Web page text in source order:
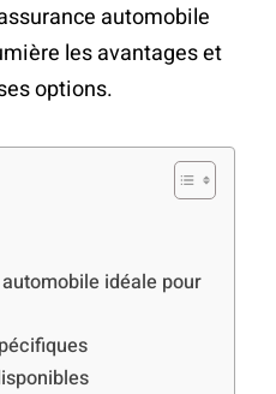
automobile
les avantages et
options.
idéale pour